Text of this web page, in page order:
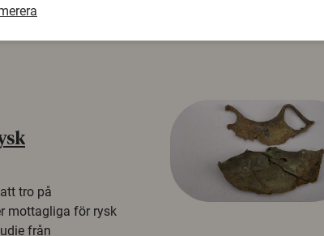
tro på
mottagliga för rysk
från